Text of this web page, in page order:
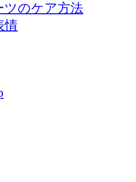
ツのケア方法
情